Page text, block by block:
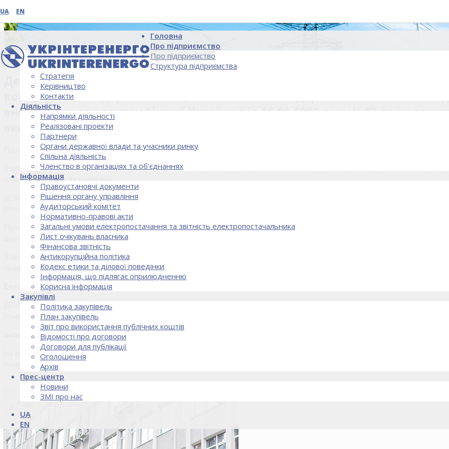
UA EN
Головна
Про підприємство
Про підприємство
Структура підприємства
Стратегія
Керівництво
Контакти
Діяльність
Напрямки діяльності
Реалізовані проекти
Партнери
Органи державної влади та учасники ринку
Спільна діяльність
Членство в організаціях та об’єднаннях
Інформація
Правоустановчі документи
Рішення органу управління
Аудиторський комітет
Нормативно-правові акти
Загальні умови електропостачання та звітність електропостачальника
Лист очікувань власника
Фінансова звітність
Антикорупційна політика
Кодекс етики та ділової поведінки
Інформація, що підлягає оприлюдненню
Корисна інформація
Закупівлі
Політика закупівель
План закупівель
Звіт про використання публічних коштів
Відомості про договори
Договори для публікації
Оголошення
Архів
Прес-центр
Новини
ЗМІ про нас
UA
EN
ПРО ПІДПРИЄМСТВО
Державне підприємство зовнішньоекономічної діяльності
комерційним підприємством, яке засноване на державній власності
енергетики та електрифікації України від 15.01.1993 року №03 та
економіки України.
Підприємство створювалось з метою ефективної реалізації експортного потенціалу енергетичного комплексу України.
З моменту свого створення підприємство постійно розширює сфери діяльності. На сьогоднішній день підприємством
території України і за її межами.
ДПЗД «Укрінтеренерго» має багаторічний досвід діяльності на ринку електричної енергії, постачання енергоресурсів та
електроенергетики.
Пріоритетним напрямком діяльності підприємства на даний час є виконання спеціальних обов’язків на ринку електричної
відповідно до Закону України «Про ринок електричної енергії».
Завдяки застосуванню маркетингових технологій, оптимізації основних бізнес-процесів, вдосконаленню структури
працівників, ДПЗД “Укрінтеренерго” змогло досягти вагомих результатів як в Україні, так і за її межами.
Експорт електричної енергії
ДПЗД «Укрінтеренерго» першим в Україні почало експортувати електричну енергію до країн Східної Європи та СНГ. Зокрема,
Румунію, Польщу, Росію, Молдову та Республіку Білорусь.
Імпорт електричної енергії
На виконання рішень уряду України та міністерства енергетики, з метою підтримання балансу в енергосистемі України,
енергії з енергосистеми Російської Федерації в об’єднану енергосистему України.